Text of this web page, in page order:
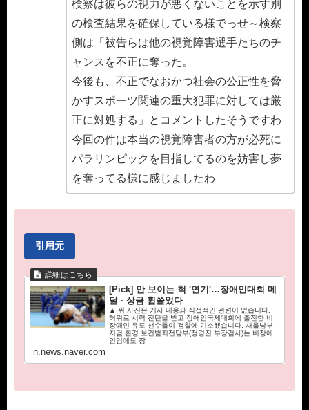
検察は彼らの視力が悪くないことを示す別
の検査結果を確保している様でっせ～検察
側は「被告らは他の視覚障害選手たちのチ
ャンスを不正に奪った。
今後も、不正でなおかつ社会の公正性を脅
かすスポーツ関連の重大犯罪に対しては厳
正に対処する」とコメントしたそうですわ
今回の件は本当の視覚障害者の方が必死に
パラリンピックを目指してるのを妨害し夢
を奪ってる様に感じましたわ
引用元
[Pick] 안 보이는 척 '연기'…장애인대회 메
달 · 상금 휩쓸었다
▲ 위 사진은 기사 내용과 직접적인 관련이 없습니다.
허위로 시력 진단을 받고 장애인국제대회에 출전한 비
장애인 유도 선수들이 검찰에 기소됐습니다. 서울남부
지검 환경·보건범죄전담부(정경진 부장검사)는 비장애
인임에도 장
n.news.naver.com